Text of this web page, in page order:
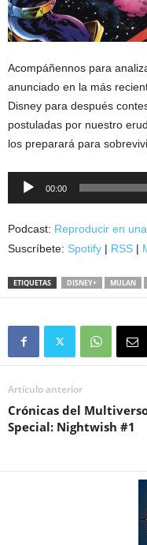
Acompáñennos para
anunciado en la más
Disney para después
postuladas por nuestro
los preparará para
Reproductor
00:00
Podcast: Reproducir en
Suscríbete: Spotify | RSS |
ETIQUETAS DISNEY+ MULAN
Artículo anterior
Crónicas del
Special: Nightwish #1